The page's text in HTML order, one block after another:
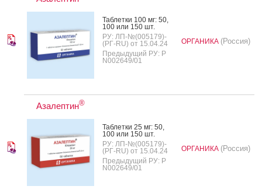
Таб­летки 100 мг: 50,
100 или 150 шт.
РУ: ЛП-№(005179)-
(РГ-RU) от 15.04.24
Предыдущий РУ: Р
N002649/01
ОРГАНИКА (Россия)
Азалептин®
Таб­летки 25 мг: 50,
100 или 150 шт.
РУ: ЛП-№(005179)-
(РГ-RU) от 15.04.24
Предыдущий РУ: Р
N002649/01
ОРГАНИКА (Россия)